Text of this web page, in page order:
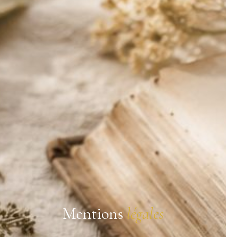
Mentionslégales